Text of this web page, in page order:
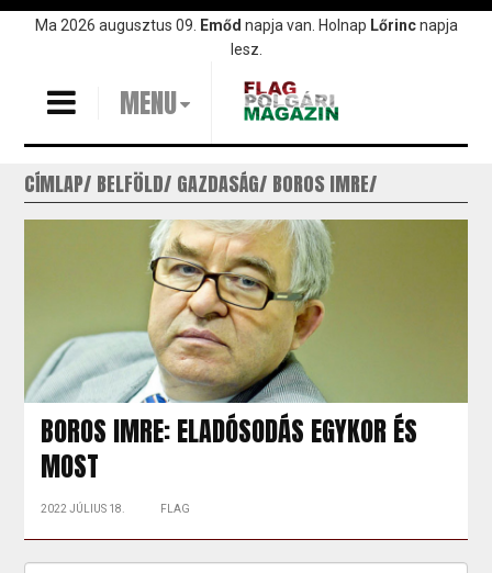
UgrásMa 2026 augusztus 09. Emőd napja van. Holnap Lőrincnapja
lesz.
MENU
CÍMLAP BELFÖLD GAZDASÁG BOROS IMRE
BOROS IMRE: ELADÓSODÁS EGYKOR ÉS
MOST
2022 JÚLIUS 18. FLAG